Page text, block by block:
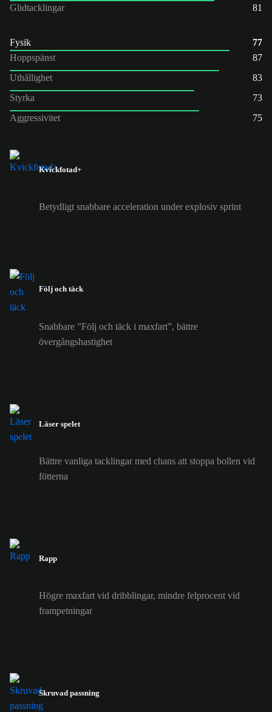
Glidtacklingar
81
Fysik
77
Hoppspänst
87
Uthållighet
83
Styrka
73
Aggressivitet
75
Kvickfotad+
Betydligt snabbare acceleration under explosiv sprint
Följ och täck
Snabbare ”Följ och täck i maxfart”, bättre
övergångshastighet
Läser spelet
Bättre vanliga tacklingar med chans att stoppa bollen vid
fötterna
Rapp
Högre maxfart vid dribblingar, mindre felprocent vid
frampetningar
Skruvad passning